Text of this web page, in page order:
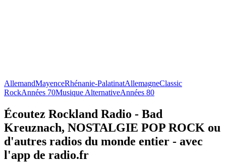
AllemandMayenceRhénanie-PalatinatAllemagneClassic
RockAnnées 70Musique AlternativeAnnées 80
Écoutez Rockland Radio - Bad
Kreuznach, NOSTALGIE POP ROCK ou
d'autres radios du monde entier - avec
l'app de radio.fr